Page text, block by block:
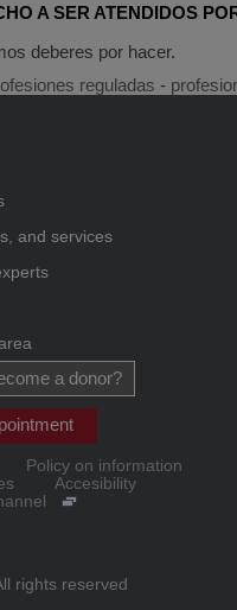
A SER ATENDIDOS
deberes por hacer.
reguladas -
and services
a donor?
Policy on information
Accesibility
rights reserved